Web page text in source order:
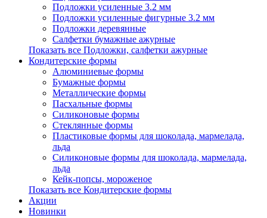
Подложки усиленные 3.2 мм
Подложки усиленные фигурные 3.2 мм
Подложки деревянные
Салфетки бумажные ажурные
Показать все Подложки, салфетки ажурные
Кондитерские формы
Алюминиевые формы
Бумажные формы
Металлические формы
Пасхальные формы
Силиконовые формы
Стеклянные формы
Пластиковые формы для шоколада, мармелада,
льда
Силиконовые формы для шоколада, мармелада,
льда
Кейк-попсы, мороженое
Показать все Кондитерские формы
Акции
Новинки